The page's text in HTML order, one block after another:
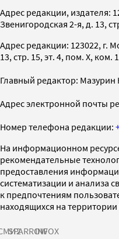
Адрес редакции, издателя:
Звенигородская 2-я, д. 13,
Адрес редакции: 123022, г.
13, стр. 15, эт. 4, пом. X, ком. 1
Главный редактор:
Адрес электронной почты
Номер телефона редакции:
На информационном
рекомендательные
предоставления
систематизации и анализа
к предпочтениям
находящихся на
SPARROWINFOX